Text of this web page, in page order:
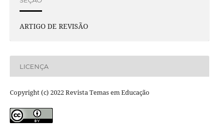
ARTIGO DE REVISÃO
LICENÇA
Copyright (c) 2022 Revista Temas em Educação